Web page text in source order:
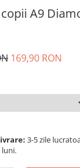
A9
169,90 RON
3-5 zile
luni.